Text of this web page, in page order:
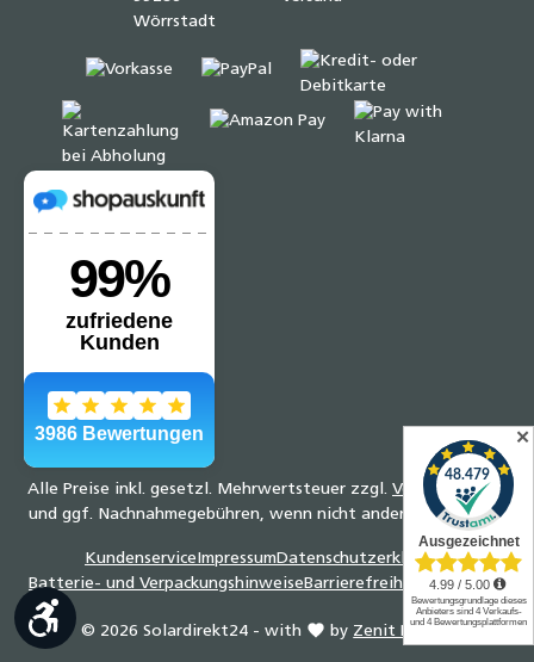
Alle Preise inkl. gesetzl. Mehrwertsteuer zzgl. Versandkosten
und ggf. Nachnahmegebühren, wenn nicht anders angegeben.
© 2026 Solardirekt24 - with by Zenit Design
KundenserviceImpressumDatenschutzerklärung
Batterie- und VerpackungshinweiseBarrierefreiheitserklärung
Werkzeugleiste anzeigen
✕